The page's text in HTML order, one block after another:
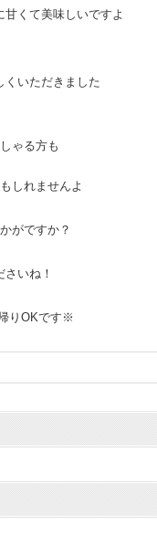
くて美味しいですよ
いただきました
ゃる方も
しれませんよ
がですか？
いね！
りOKです※